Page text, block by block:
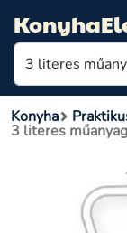
Konyha
3 literes